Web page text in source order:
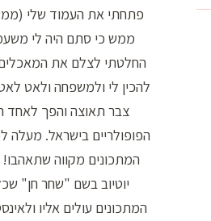
פתחתי את העמוד שלי
ממש כי סתם היה לי
החלטתי לצלם את
להכין לי ולמשפחה ולאט
צבר תאוצה והפך לאחד
הפופולריים בישראל. מעלה
המתכונים מקווה שתאהבו!
יוטיוב בשם "שחר חן"
המתכונים עולים אליו